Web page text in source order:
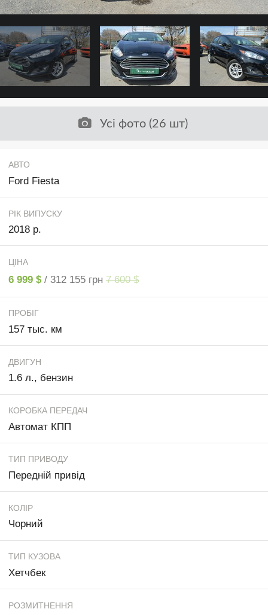
Усі фото (26 шт)
АВТО
Ford Fiesta
РІК ВИПУСКУ
2018 р.
ЦІНА
6 999 $ / 312 155 грн 7 600 $
ПРОБІГ
157 тыс. км
ДВИГУН
1.6 л., бензин
КОРОБКА ПЕРЕДАЧ
Автомат КПП
ТИП ПРИВОДУ
Передній привід
КОЛІР
Чорний
ТИП КУЗОВА
Хетчбек
РОЗМИТНЕННЯ